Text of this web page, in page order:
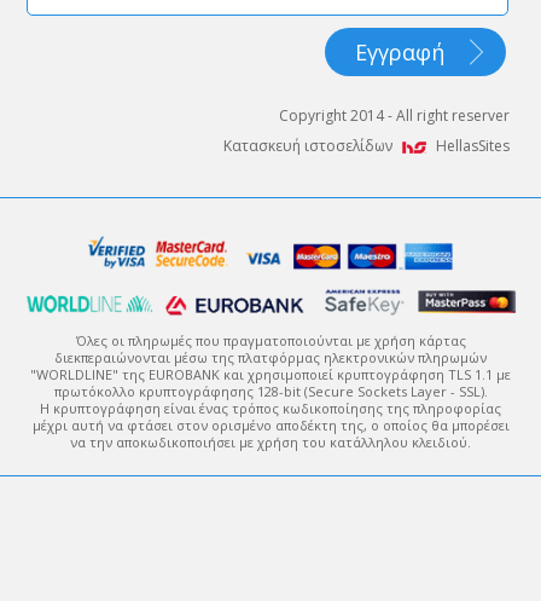
Copyright 2014 - All right reserver
Κατασκευή ιστοσελίδων
HellasSites
Όλες οι πληρωμές που πραγματοποιούνται με χρήση κάρτας
διεκπεραιώνονται μέσω της πλατφόρμας ηλεκτρονικών πληρωμών
"WORLDLINE" της EUROBANK και χρησιμοποιεί κρυπτογράφηση TLS 1.1 με
πρωτόκολλο κρυπτογράφησης 128-bit (Secure Sockets Layer - SSL).
Η κρυπτογράφηση είναι ένας τρόπος κωδικοποίησης της πληροφορίας
μέχρι αυτή να φτάσει στον ορισμένο αποδέκτη της, ο οποίος θα μπορέσει
να την αποκωδικοποιήσει με χρήση του κατάλληλου κλειδιού.